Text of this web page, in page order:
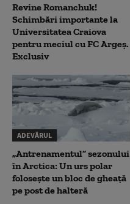
Revine Romanchuk!
Schimbări importante la
Universitatea Craiova
pentru meciul cu FC Argeş.
Exclusiv
ADEVĂRUL
„Antrenamentul” sezonului
în Arctica: Un urs polar
folosește un bloc de gheață
pe post de halteră